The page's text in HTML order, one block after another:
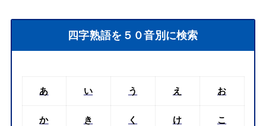
四字熟語を５０音別に検索
あ い う え お
か き く け こ